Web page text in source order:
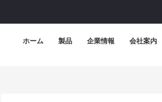
ホーム 製品 企業情報 会社案内